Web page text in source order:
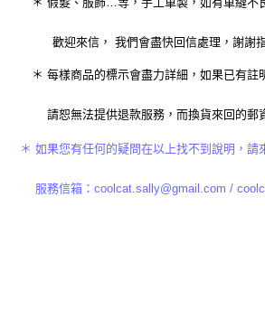
歡迎來信， 我們會盡快回信處理，謝謝
＊ 每樣商品的標示會盡力詳細，如果已有註
請恕無法提供退款服務，而換貨來回的郵
＊ 如果您有任何的疑問在以上找不到說明，
服務信箱： coolcat.sally@gmail.com /